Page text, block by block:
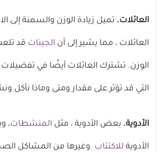
العائلات. تميل زيادة الوزن والسمنة إلى
العائلات ، مما يشير إلى أن الجينات قد
الوزن. تشترك العائلات أيضًا في تفضيلات
التي قد تؤثر على مقدار ومتى وماذا نأكل
الأدوية. بعض الأدوية ، مثل المنشطات،
الأدوية للاكتئاب وغيرها من المشاكل